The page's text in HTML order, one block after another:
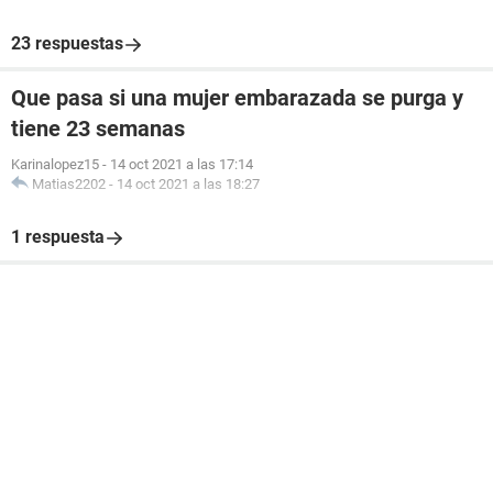
23 respuestas
Que pasa si una mujer embarazada se purga y
tiene 23 semanas
Karinalopez15 - 14 oct 2021 a las 17:14
Matias2202 - 14 oct 2021 a las 18:27
1 respuesta